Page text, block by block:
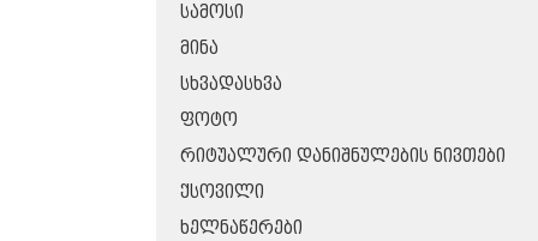
ᲡᲐᲛᲝᲡᲘ
ᲛᲘᲜᲐ
ᲡᲮᲕᲐᲓᲐᲡᲮᲕᲐ
ᲤᲝᲢᲝ
ᲠᲘᲢᲣᲐᲚᲣᲠᲘ ᲓᲐᲜᲘᲨᲜᲣᲚᲔᲑᲘᲡ ᲜᲘᲕᲗᲔᲑᲘ
ᲥᲡᲝᲕᲘᲚᲘ
ᲮᲔᲚᲜᲐᲬᲔᲠᲔᲑᲘ